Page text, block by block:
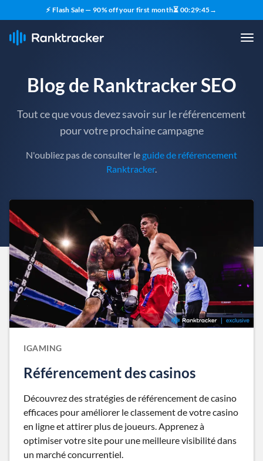
⚡ Flash Sale — 90% off your first month⏳ 00:29:43→
Blog de Ranktracker SEO
Tout ce que vous devez savoir sur le référencement
pour votre prochaine campagne
N'oubliez pas de consulter le guide de référencement
Ranktracker.
IGAMING
Référencement des casinos
Découvrez des stratégies de référencement de casino
efficaces pour améliorer le classement de votre casino
en ligne et attirer plus de joueurs. Apprenez à
optimiser votre site pour une meilleure visibilité dans
un marché concurrentiel.